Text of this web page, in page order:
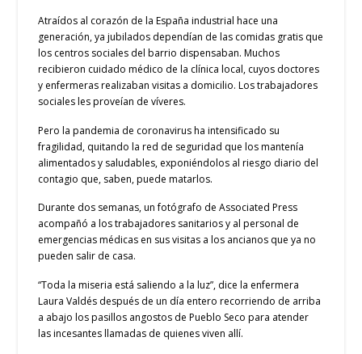
Atraídos al corazón de la España industrial hace una
generación, ya jubilados dependían de las comidas gratis que
los centros sociales del barrio dispensaban. Muchos
recibieron cuidado médico de la clínica local, cuyos doctores
y enfermeras realizaban visitas a domicilio. Los trabajadores
sociales les proveían de víveres.
Pero la pandemia de coronavirus ha intensificado su
fragilidad, quitando la red de seguridad que los mantenía
alimentados y saludables, exponiéndolos al riesgo diario del
contagio que, saben, puede matarlos.
Durante dos semanas, un fotógrafo de Associated Press
acompañó a los trabajadores sanitarios y al personal de
emergencias médicas en sus visitas a los ancianos que ya no
pueden salir de casa.
“Toda la miseria está saliendo a la luz”, dice la enfermera
Laura Valdés después de un día entero recorriendo de arriba
a abajo los pasillos angostos de Pueblo Seco para atender
las incesantes llamadas de quienes viven allí.